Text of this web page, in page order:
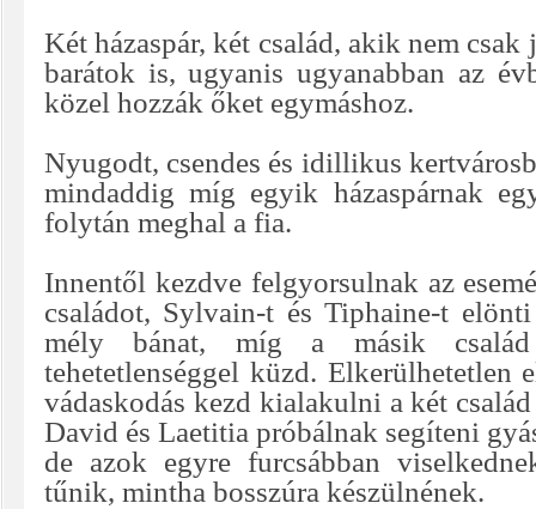
Két házaspár, két család, akik nem csak
barátok is, ugyanis ugyanabban az
közel hozzák őket egymáshoz.
Nyugodt, csendes és idillikus
mindaddig míg egyik házaspárnak
folytán meghal a fia.
Innentől kezdve felgyorsulnak az
családot, Sylvain-t és Tiphaine-t
mély bánat, míg a másik
tehetetlenséggel küzd. Elkerülhetetlen
vádaskodás kezd kialakulni a két
David és Laetitia próbálnak segíteni
de azok egyre furcsábban
tűnik, mintha bosszúra készülnének.